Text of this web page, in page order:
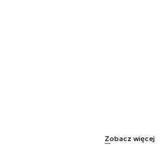
Zobacz więcej